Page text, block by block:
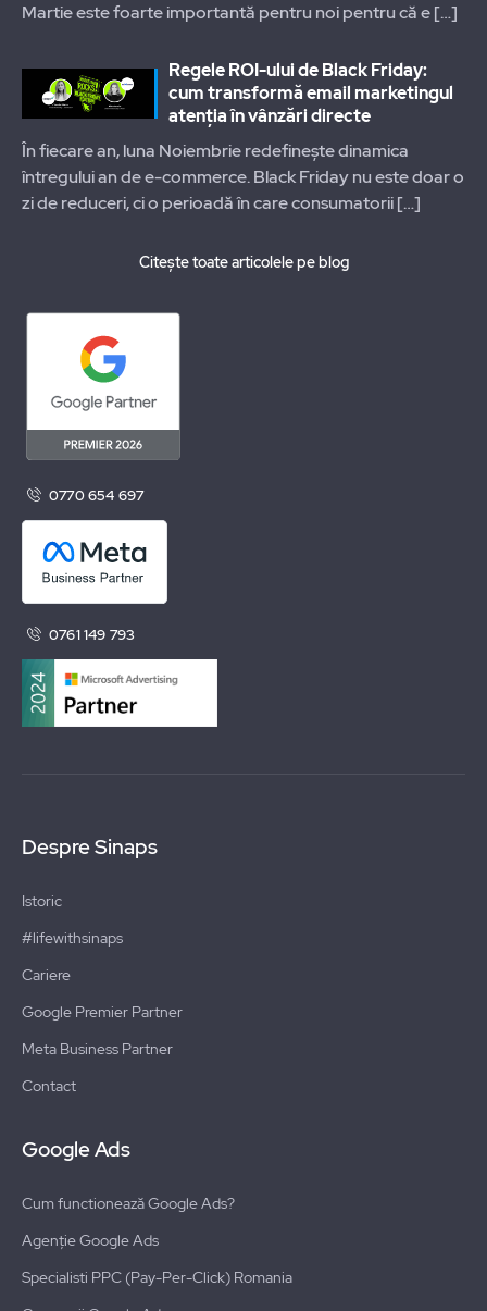
Martie este foarte importantă pentru noi pentru că e[…]
Regele ROI-ului de Black Friday:
cum transformă email marketingul
atenția în vânzări directe
În fiecare an, luna Noiembrie redefinește dinamica
întregului an de e-commerce. Black Friday nu este doar o
zi de reduceri, ci o perioadă în care consumatorii[…]
Citește toate articolele pe blog
0770 654 697
0761 149 793
Despre Sinaps
Istoric
#lifewithsinaps
Cariere
Google Premier Partner
Meta Business Partner
Contact
Google Ads
Cum functionează Google Ads?
Agenție Google Ads
Specialisti PPC (Pay-Per-Click) Romania